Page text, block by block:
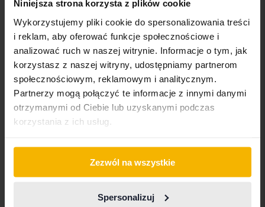
Niniejsza strona korzysta z plików cookie
Wykorzystujemy pliki cookie do spersonalizowania treści
i reklam, aby oferować funkcje społecznościowe i
analizować ruch w naszej witrynie. Informacje o tym, jak
korzystasz z naszej witryny, udostępniamy partnerom
społecznościowym, reklamowym i analitycznym.
Partnerzy mogą połączyć te informacje z innymi danymi
otrzymanymi od Ciebie lub uzyskanymi podczas
korzystania z ich usług.
Zezwól na wszystkie
Spersonalizuj
Testowane
Mercedes E-Klass
E 220 d 4MATIC Kombi All-Terrain S213
2018
234 510 km
Diesel
Åkersberga (Runö)
Wiodąca oferta: